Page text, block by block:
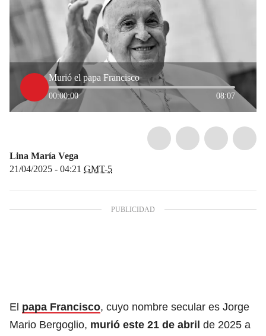
Murió el papa Francisco
00:00:00 08:07
Lina María Vega
21/04/2025 - 04:21 GMT-5
El papa Francisco, cuyo nombre secular es Jorge
Mario Bergoglio, murió este 21 de abril de 2025 a